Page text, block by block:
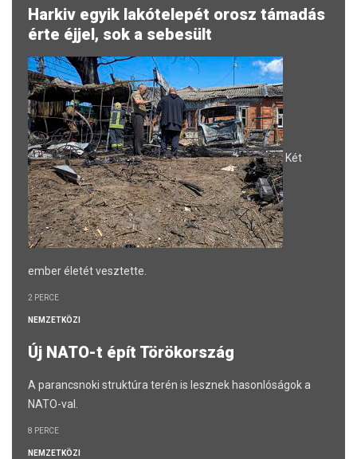
Harkiv egyik lakótelepét orosz támadás
érte éjjel, sok a sebesült
Két
ember életét vesztette.
2 PERCE
NEMZETKÖZI
Új NATO-t épít Törökország
A parancsnoki struktúra terén is lesznek hasonlóságok a
NATO-val.
8 PERCE
NEMZETKÖZI